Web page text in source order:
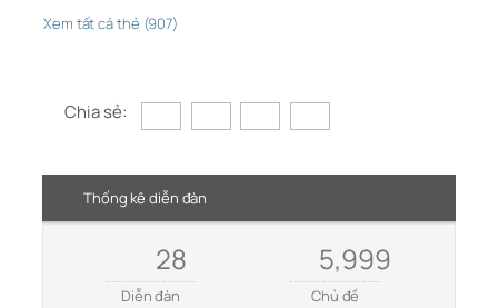
Xem tất cả thẻ (907)
Chia sẻ:
Thống kê diễn đàn
28
Diễn đàn
5,999
Chủ đề